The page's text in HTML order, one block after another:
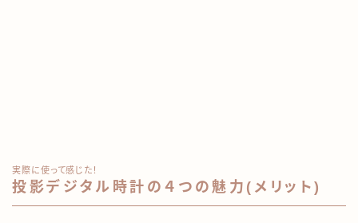
実際に使って感じた！
投影デジタル時計の４つの魅力(メリット)